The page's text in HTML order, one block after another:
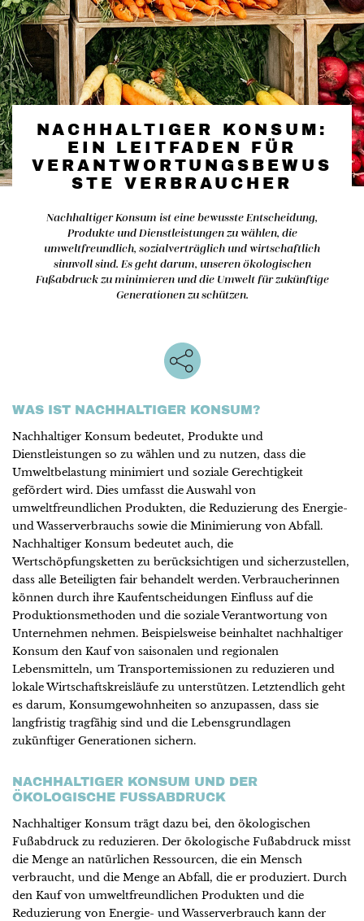
NACHHALTIGER KONSUM:
EIN LEITFADEN FÜR
VERANTWORTUNGSBEWUS
STE VERBRAUCHER
Nachhaltiger Konsum ist eine bewusste Entscheidung,
Produkte und Dienstleistungen zu wählen, die
umweltfreundlich, sozialverträglich und wirtschaftlich
sinnvoll sind. Es geht darum, unseren ökologischen
Fußabdruck zu minimieren und die Umwelt für zukünftige
Generationen zu schützen.
WAS IST NACHHALTIGER KONSUM?
Nachhaltiger Konsum bedeutet, Produkte und
Dienstleistungen so zu wählen und zu nutzen, dass die
Umweltbelastung minimiert und soziale Gerechtigkeit
gefördert wird. Dies umfasst die Auswahl von
umweltfreundlichen Produkten, die Reduzierung des Energie-
und Wasserverbrauchs sowie die Minimierung von Abfall.
Nachhaltiger Konsum bedeutet auch, die
Wertschöpfungsketten zu berücksichtigen und sicherzustellen,
dass alle Beteiligten fair behandelt werden. Verbraucherinnen
können durch ihre Kaufentscheidungen Einfluss auf die
Produktionsmethoden und die soziale Verantwortung von
Unternehmen nehmen. Beispielsweise beinhaltet nachhaltiger
Konsum den Kauf von saisonalen und regionalen
Lebensmitteln, um Transportemissionen zu reduzieren und
lokale Wirtschaftskreisläufe zu unterstützen. Letztendlich geht
es darum, Konsumgewohnheiten so anzupassen, dass sie
langfristig tragfähig sind und die Lebensgrundlagen
zukünftiger Generationen sichern.
NACHHALTIGER KONSUM UND DER
ÖKOLOGISCHE FUSSABDRUCK
Nachhaltiger Konsum trägt dazu bei, den ökologischen
Fußabdruck zu reduzieren. Der ökologische Fußabdruck misst
die Menge an natürlichen Ressourcen, die ein Mensch
verbraucht, und die Menge an Abfall, die er produziert. Durch
den Kauf von umweltfreundlichen Produkten und die
Reduzierung von Energie- und Wasserverbrauch kann der